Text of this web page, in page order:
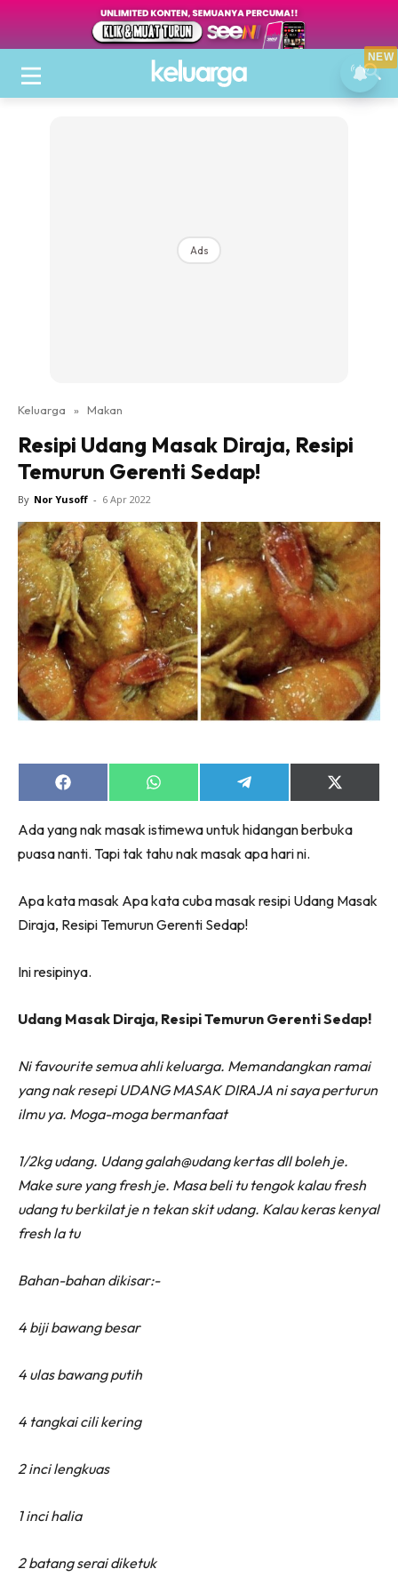
Ads
Keluarga » Makan
Resipi Udang Masak Diraja, Resipi
Temurun Gerenti Sedap!
By Nor Yusoff - 6 Apr 2022
Share
on
Share
on
Share
on
Share
on
(Twitter)
Ada yang nak masak istimewa untuk hidangan berbuka
puasa nanti. Tapi tak tahu nak masak apa hari ni.
Apa kata masak Apa kata cuba masak resipi Udang Masak
Diraja, Resipi Temurun Gerenti Sedap!
Ini resipinya.
Udang Masak Diraja, Resipi Temurun Gerenti Sedap!
Ni favourite semua ahli keluarga. Memandangkan ramai
yang nak resepi UDANG MASAK DIRAJA ni saya perturun
ilmu ya. Moga-moga bermanfaat
1/2kg udang. Udang galah@udang kertas dll boleh je.
Make sure yang fresh je. Masa beli tu tengok kalau fresh
udang tu berkilat je n tekan skit udang. Kalau keras kenyal
fresh la tu
Bahan-bahan dikisar:-
4 biji bawang besar
4 ulas bawang putih
4 tangkai cili kering
2 inci lengkuas
1 inci halia
2 batang serai diketuk
NEW